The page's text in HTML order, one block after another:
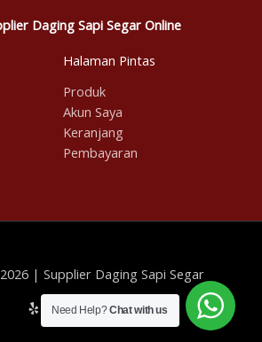
Daging Sapi Segar Online
Halaman Pintas
Produk
Akun Saya
Keranjang
Pembayaran
| Supplier Daging Sapi Segar
Need Help?Chat with us